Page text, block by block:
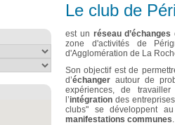
Le club de
est un réseau d’échanges
zone d'activités de
d'Agglomération de La
Son objectif est de
d’échanger autour de
expériences, de
l’intégration des
clubs" se développent
manifestations communes.